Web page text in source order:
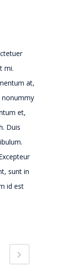
mi.
at,
nonummy
et,
Duis
sunt in
id est